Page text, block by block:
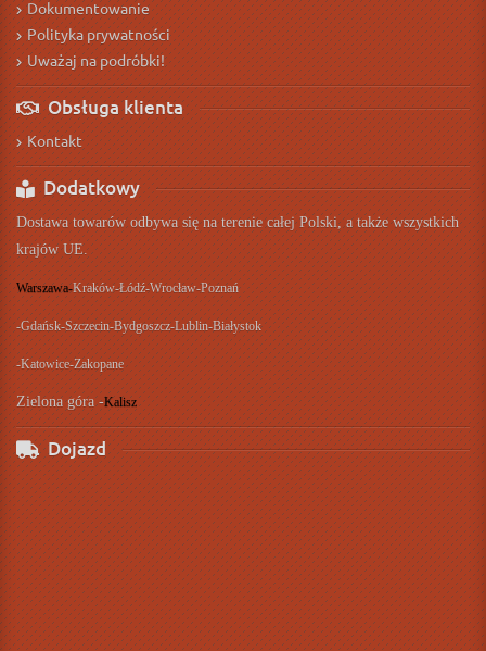
Dokumentowanie
Polityka prywatności
Uważaj na podróbki!
Obsługa klienta
Kontakt
Dodatkowy
Dostawa towarów odbywa się na terenie całej Polski, a także wszystkich
krajów UE.
Warszawa-Kraków-Łódź-Wrocław-Poznań
-Gdańsk-Szczecin-Bydgoszcz-Lublin-Białystok
-Katowice-Zakopane
Zielona góra -Kalisz
Dojazd